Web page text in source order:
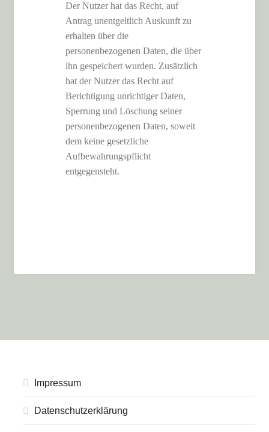
Der Nutzer hat das Recht, auf
Antrag unentgeltlich Auskunft zu
erhalten über die
personenbezogenen Daten, die über
ihn gespeichert wurden. Zusätzlich
hat der Nutzer das Recht auf
Berichtigung unrichtiger Daten,
Sperrung und Löschung seiner
personenbezogenen Daten, soweit
dem keine gesetzliche
Aufbewahrungspflicht
entgegensteht.
Impressum
Datenschutzerklärung